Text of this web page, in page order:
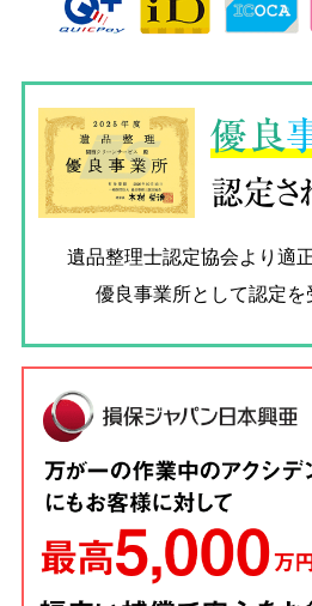
優良
認定さ
遺品整理士認定協会より適
優良事業所として認定を